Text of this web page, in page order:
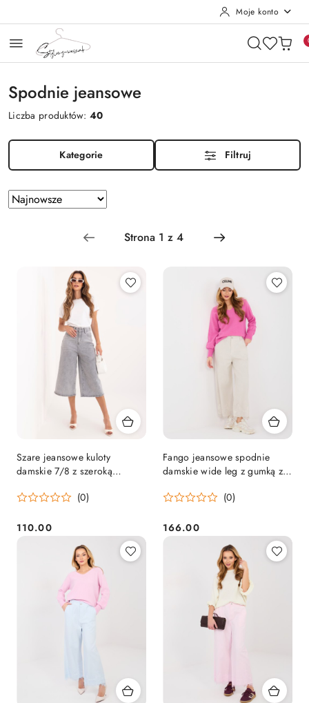
Moje konto
Spodnie jeansowe
Liczba produktów:40
Kategorie Filtruj
Zastosowano
sortowanie:
Sortuj
według
Szare jeansowe kuloty
damskie 7/8 z szeroką
REDBERRY
(0)
Cena:
110.00
Fango jeansowe spodnie
damskie wide leg z gumką z
(0)
Cena:
166.00